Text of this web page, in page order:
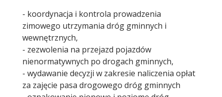
- koordynacja i kontrola prowadzenia
zimowego utrzymania dróg gminnych i
wewnętrznych,
- zezwolenia na przejazd pojazdów
nienormatywnych po drogach gminnych,
- wydawanie decyzji w zakresie naliczenia opłat
za zajęcie pasa drogowego dróg gminnych